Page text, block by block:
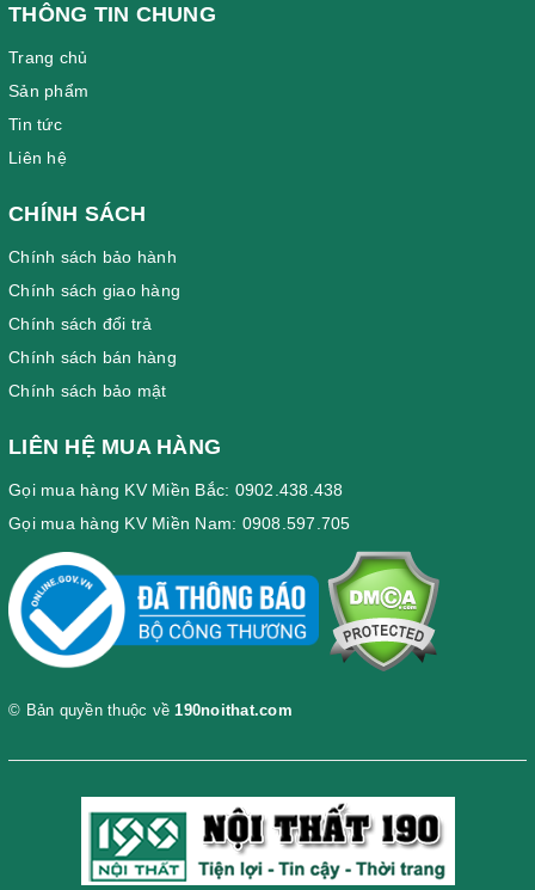
THÔNG TIN CHUNG
Trang chủ
Sản phẩm
Tin tức
Liên hệ
CHÍNH SÁCH
Chính sách bảo hành
Chính sách giao hàng
Chính sách đổi trả
Chính sách bán hàng
Chính sách bảo mật
LIÊN HỆ MUA HÀNG
Gọi mua hàng KV Miền Bắc: 0902.438.438
Gọi mua hàng KV Miền Nam: 0908.597.705
© Bản quyền thuộc về 190noithat.com